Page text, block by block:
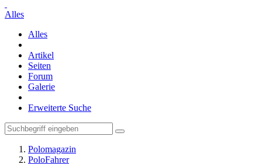
Alles
Alles
Artikel
Seiten
Forum
Galerie
Erweiterte Suche
Polomagazin
PoloFahrer